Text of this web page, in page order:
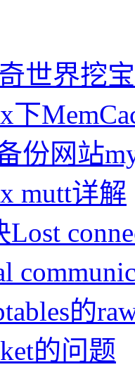
世界挖
下
份网站
mutt详解
Lost
的
的问题